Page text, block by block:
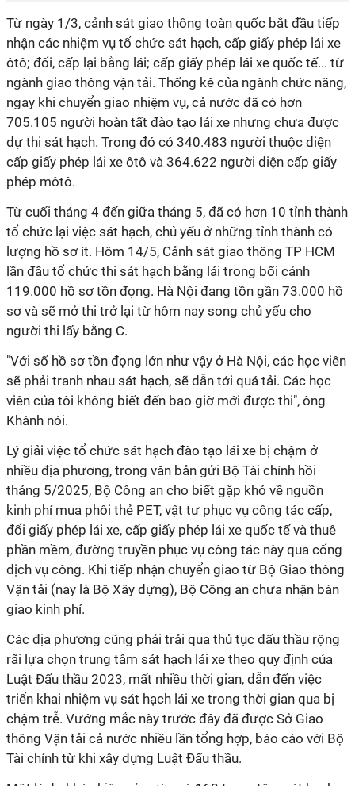
Từ ngày 1/3, cảnh sát giao thông toàn quốc bắt đầu tiếp
nhận các nhiệm vụ tổ chức sát hạch, cấp giấy phép lái xe
ôtô; đổi, cấp lại bằng lái; cấp giấy phép lái xe quốc tế... từ
ngành giao thông vận tải. Thống kê của ngành chức năng,
ngay khi chuyển giao nhiệm vụ, cả nước đã có hơn
705.105 người hoàn tất đào tạo lái xe nhưng chưa được
dự thi sát hạch. Trong đó có 340.483 người thuộc diện
cấp giấy phép lái xe ôtô và 364.622 người diện cấp giấy
phép môtô.
Từ cuối tháng 4 đến giữa tháng 5, đã có hơn 10 tỉnh thành
tổ chức lại việc sát hạch, chủ yếu ở những tỉnh thành có
lượng hồ sơ ít. Hôm 14/5, Cảnh sát giao thông TP HCM
lần đầu tổ chức thi sát hạch bằng lái trong bối cảnh
119.000 hồ sơ tồn đọng. Hà Nội đang tồn gần 73.000 hồ
sơ và sẽ mở thi trở lại từ hôm nay song chủ yếu cho
người thi lấy bằng C.
"Với số hồ sơ tồn đọng lớn như vậy ở Hà Nội, các học viên
sẽ phải tranh nhau sát hạch, sẽ dẫn tới quá tải. Các học
viên của tôi không biết đến bao giờ mới được thi", ông
Khánh nói.
Lý giải việc tổ chức sát hạch đào tạo lái xe bị chậm ở
nhiều địa phương, trong văn bản gửi Bộ Tài chính hồi
tháng 5/2025, Bộ Công an cho biết gặp khó về nguồn
kinh phí mua phôi thẻ PET, vật tư phục vụ công tác cấp,
đổi giấy phép lái xe, cấp giấy phép lái xe quốc tế và thuê
phần mềm, đường truyền phục vụ công tác này qua cổng
dịch vụ công. Khi tiếp nhận chuyển giao từ Bộ Giao thông
Vận tải (nay là Bộ Xây dựng), Bộ Công an chưa nhận bàn
giao kinh phí.
Các địa phương cũng phải trải qua thủ tục đấu thầu rộng
rãi lựa chọn trung tâm sát hạch lái xe theo quy định của
Luật Đấu thầu 2023, mất nhiều thời gian, dẫn đến việc
triển khai nhiệm vụ sát hạch lái xe trong thời gian qua bị
chậm trễ. Vướng mắc này trước đây đã được Sở Giao
thông Vận tải cả nước nhiều lần tổng hợp, báo cáo với Bộ
Tài chính từ khi xây dựng Luật Đấu thầu.